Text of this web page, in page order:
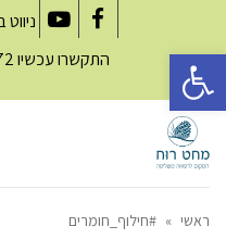
Facebook
YouTube
התקשרו עכשיו
ראשי » #חילוף_חומרים
פתח סרגל נגישות